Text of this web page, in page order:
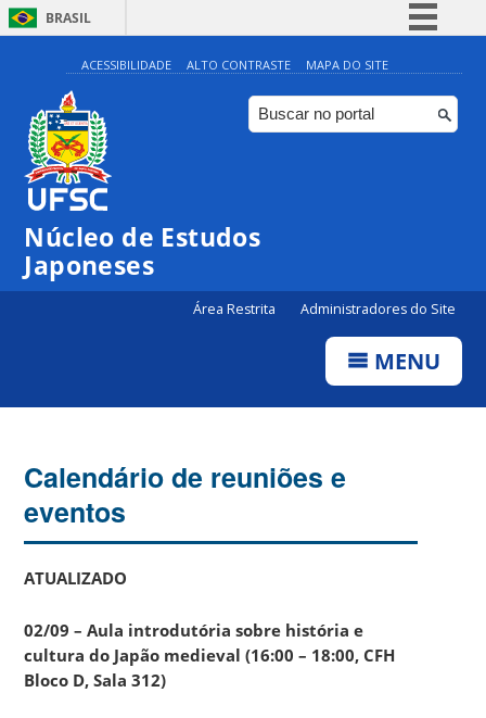
BRASIL
Simplifique!
Comunica BR
Participe
ACESSIBILIDADE ALTO CONTRASTE MAPA DO SITE
Núcleo de Estudos
Japoneses
Área Restrita Administradores do Site
MENU
Calendário de reuniões e
eventos
ATUALIZADO
02/09 – Aula introdutória sobre história e
cultura do Japão medieval (16:00 – 18:00, CFH
Bloco D, Sala 312)